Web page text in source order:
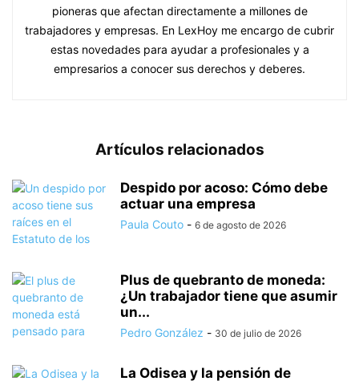
pioneras que afectan directamente a millones de
trabajadores y empresas. En LexHoy me encargo de cubrir
estas novedades para ayudar a profesionales y a
empresarios a conocer sus derechos y deberes.
Artículos relacionados
Despido por acoso: Cómo debe
actuar una empresa
Paula Couto - 6 de agosto de 2026
Plus de quebranto de moneda:
¿Un trabajador tiene que asumir
un...
Pedro González - 30 de julio de 2026
La Odisea y la pensión de